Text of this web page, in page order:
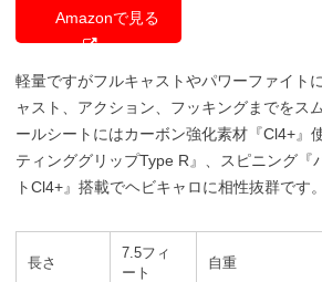
Amazonで見る
軽量ですがフルキャストやパワーファイト
ャスト、アクション、フッキングまでをス
ールシートにはカーボン強化素材『Cl4+』
ティンググリップType R』、スピニング『
トCl4+』搭載でヘビキャロに相性抜群です。
長さ
7.5フィ
ート
自重